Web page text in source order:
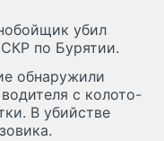
убил
по Бурятии.
обнаружили
с колото-
В убийстве